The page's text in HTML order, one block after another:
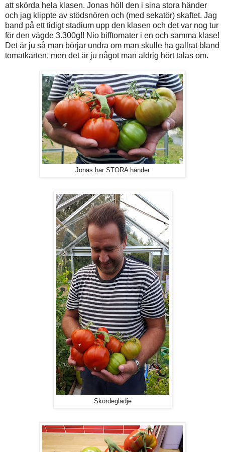
att skörda hela klasen. Jonas höll den i sina stora händer
och jag klippte av stödsnören och (med sekatör) skaftet. Jag
band på ett tidigt stadium upp den klasen och det var nog tur
för den vägde 3.300g!! Nio bifftomater i en och samma klase!
Det är ju så man börjar undra om man skulle ha gallrat bland
tomatkarten, men det är ju något man aldrig hört talas om.
Jonas har STORA händer
Skördeglädje